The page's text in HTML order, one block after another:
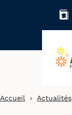
Accueil › Actualités